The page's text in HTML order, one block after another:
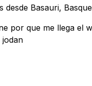
desde Basauri,
por que me llega el
jodan